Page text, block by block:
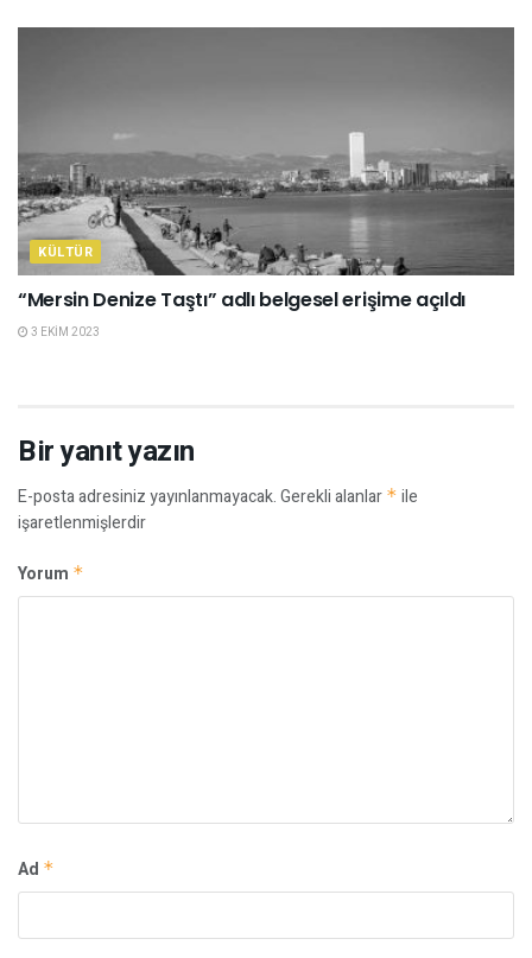
KÜLTÜR
“Mersin Denize Taştı” adlı belgesel erişime açıldı
3 EKIM 2023
Bir yanıt yazın
E-posta adresiniz yayınlanmayacak.Gerekli alanlar * ile
işaretlenmişlerdir
Yorum *
Ad *